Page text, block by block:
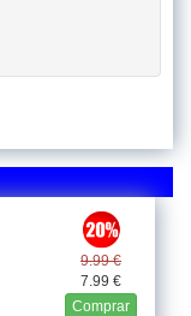
9.99 €
7.99 €
Comprar